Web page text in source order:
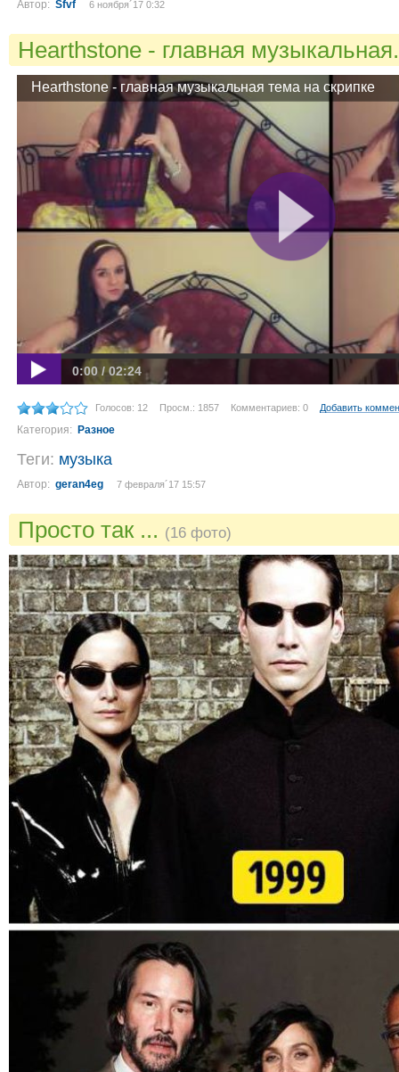
Автор: Sfvf 6 ноября´17 0:32
Hearthstone - главная
Hearthstone - главная музыкальная тема на скрипке
0:00 / 02:24
Голосов: 12 Просм.: 1857 Комментариев: 0 Добавить
Категория: Разное
Теги: музыка
Автор: geran4eg 7 февраля´17 15:57
Просто так ... (16 фото)